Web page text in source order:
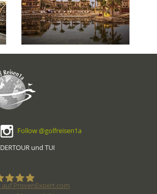
Follow @golfreisen1a
und TUI
ProvenExpert.com